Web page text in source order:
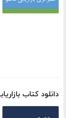
دانلود کتاب بازاریابی در